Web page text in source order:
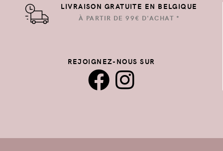
LIVRAISON GRATUITE EN BELGIQUE
À PARTIR DE 99€ D'ACHAT *
REJOIGNEZ-NOUS SUR